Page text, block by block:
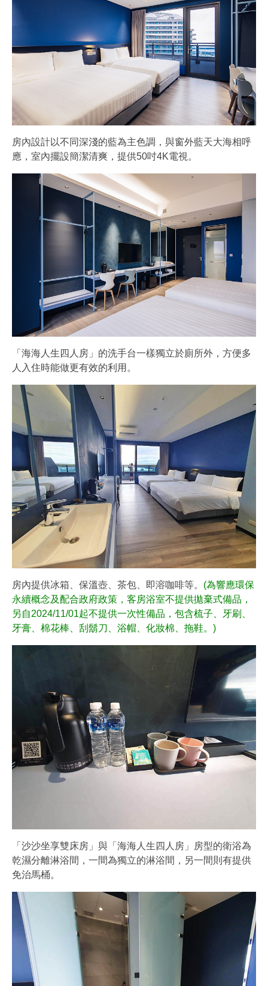
房內設計以不同深淺的藍為主色調，與窗外藍天大海相呼
應，室內擺設簡潔清爽，提供50吋4K電視。
「海海人生四人房」的洗手台一樣獨立於廁所外，方便多
人入住時能做更有效的利用。
房內提供冰箱、保溫壺、茶包、即溶咖啡等。 (為響應環保
永續概念及配合政府政策，客房浴室不提供拋棄式備品，
另自2024/11/01起不提供一次性備品，包含梳子、牙刷、
牙膏、棉花棒、刮鬍刀、浴帽、化妝棉、拖鞋。)
「沙沙坐享雙床房」與「海海人生四人房」房型的衛浴為
乾濕分離淋浴間，一間為獨立的淋浴間，另一間則有提供
免治馬桶。